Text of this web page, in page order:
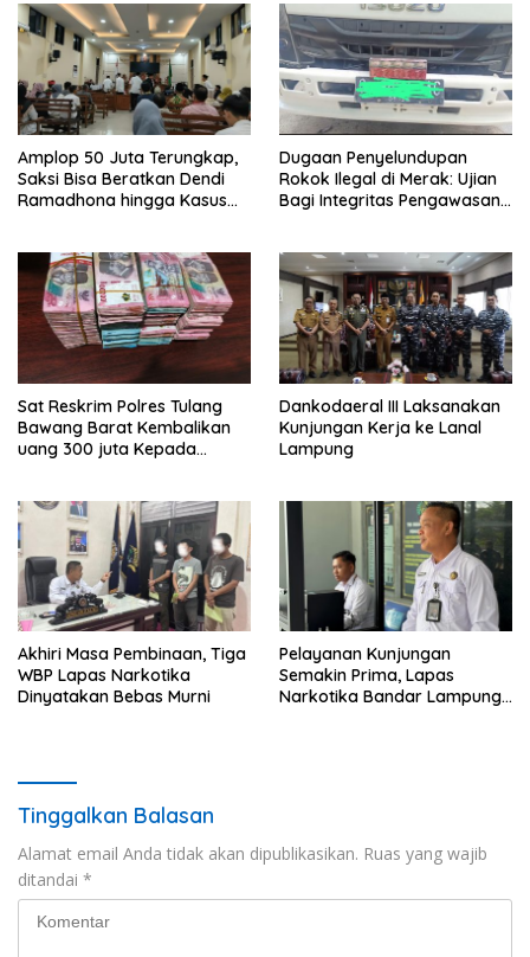
Amplop 50 Juta Terungkap,
Saksi Bisa Beratkan Dendi
Ramadhona hingga Kasus
Dugaan Penyelundupan
Rokok Ilegal di Merak: Ujian
Bagi Integritas Pengawasan
Sat Reskrim Polres Tulang
Bawang Barat Kembalikan
uang 300 juta Kepada
Dankodaeral III Laksanakan
Kunjungan Kerja ke Lanal
Lampung
Akhiri Masa Pembinaan, Tiga
WBP Lapas Narkotika
Dinyatakan Bebas Murni
Pelayanan Kunjungan
Semakin Prima, Lapas
Narkotika Bandar Lampung
Tinggalkan Balasan
Alamat email Anda tidak akan dipublikasikan. Ruas yang wajib
ditandai *